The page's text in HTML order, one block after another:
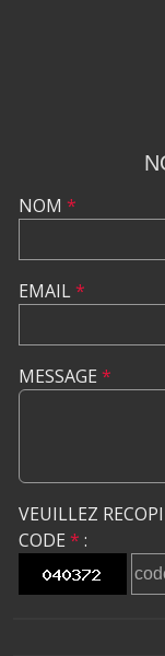
NOM *
EMAIL*
MESSAGE *
VEUILLEZ
CODE * :